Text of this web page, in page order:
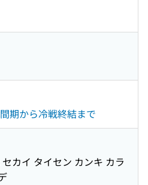
期から冷戦終結まで
カイ タイセン カンキ カラ